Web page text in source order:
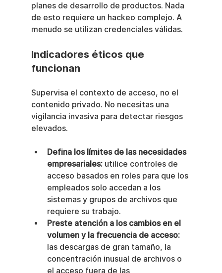
planes de desarrollo de productos. Nada
de esto requiere un hackeo complejo. A
menudo se utilizan credenciales válidas.
Indicadores éticos que
funcionan
Supervisa el contexto de acceso, no el
contenido privado. No necesitas una
vigilancia invasiva para detectar riesgos
elevados.
Defina los límites de las necesidades
empresariales: utilice controles de
acceso basados en roles para que los
empleados solo accedan a los
sistemas y grupos de archivos que
requiere su trabajo.
Preste atención a los cambios en el
volumen y la frecuencia de acceso:
las descargas de gran tamaño, la
concentración inusual de archivos o
el acceso fuera de las